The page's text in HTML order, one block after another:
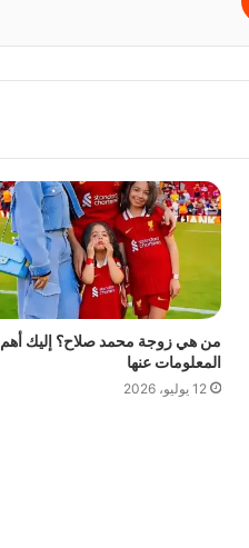
من هي زوجة محمد صلاح؟ إليك أهم
المعلومات عنها
12 يوليو، 2026